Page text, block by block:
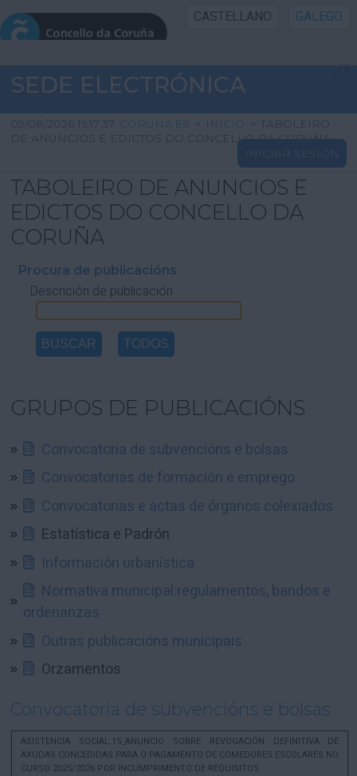
CASTELLANO GALEGO
INICIO SEDE
INICIO
INFORMACIÓN PÚBLICA
CARTAFOL CIDADÁN
AXUDA
SEDE ELECTRÓNICA
09/08/2026 15:17:37 CORUNA.ES > INICIO > TABOLEIRO
DE ANUNCIOS E EDICTOS DO CONCELLO DA CORUÑA
INICIAR SESIÓN
TABOLEIRO DE ANUNCIOS E
EDICTOS DO CONCELLO DA
CORUÑA
Procura de publicacións
Descrición de publicación
GRUPOS DE PUBLICACIÓNS
Convocatoria de subvencións e bolsas
Convocatorias de formación e emprego
Convocatorias e actas de órganos colexiados
Estatística e Padrón
Información urbanística
Normativa municipal:regulamentos, bandos e
ordenanzas
Outras publicacións municipais
Orzamentos
Convocatoria de subvencións e bolsas
ASISTENCIA SOCIAL.15_ANUNCIO SOBRE REVOGACIÓN DEFINITIVA DE
AXUDAS CONCEDIDAS PARA O PAGAMENTO DE COMEDORES ESCOLARES NO
CURSO 2025/2026 POR INCUMPRIMENTO DE REQUISITOS